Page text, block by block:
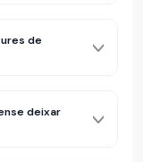
de
deixar